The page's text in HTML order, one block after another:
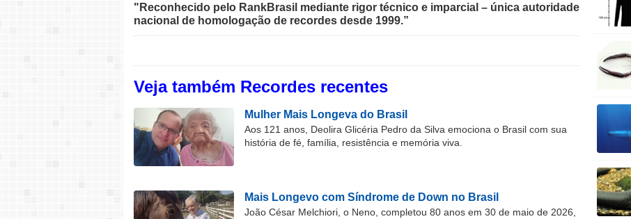
"Reconhecido pelo RankBrasil mediante rigor técnico e imparcial – única autoridade
nacional de homologação de recordes desde 1999.”
Veja também Recordes recentes
Mulher Mais Longeva do Brasil
Aos 121 anos, Deolira Glicéria Pedro da Silva emociona o Brasil com sua
história de fé, família, resistência e memória viva.
Mais Longevo com Síndrome de Down no Brasil
João César Melchiori, o Neno, completou 80 anos em 30 de maio de 2026,